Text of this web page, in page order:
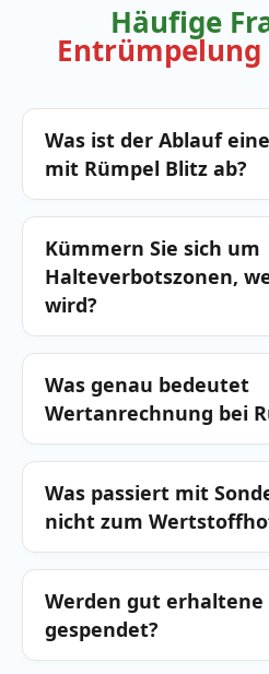
Häufige
Entrümpelung
Was ist der Ablauf
mit Rümpel Blitz ab?
Kümmern Sie sich um
Halteverbotszonen,
wird?
Was genau bedeutet
Wertanrechnung bei
Was passiert mit
nicht zum
Werden gut erhaltene
gespendet?